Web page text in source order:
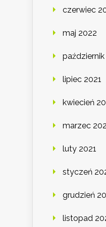
czerwiec
maj 2022
październik
lipiec 2021
kwiecień
marzec
luty 2021
styczeń
grudzień
listopad